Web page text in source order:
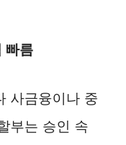
빠름
사금융이나 중
부는 승인 속